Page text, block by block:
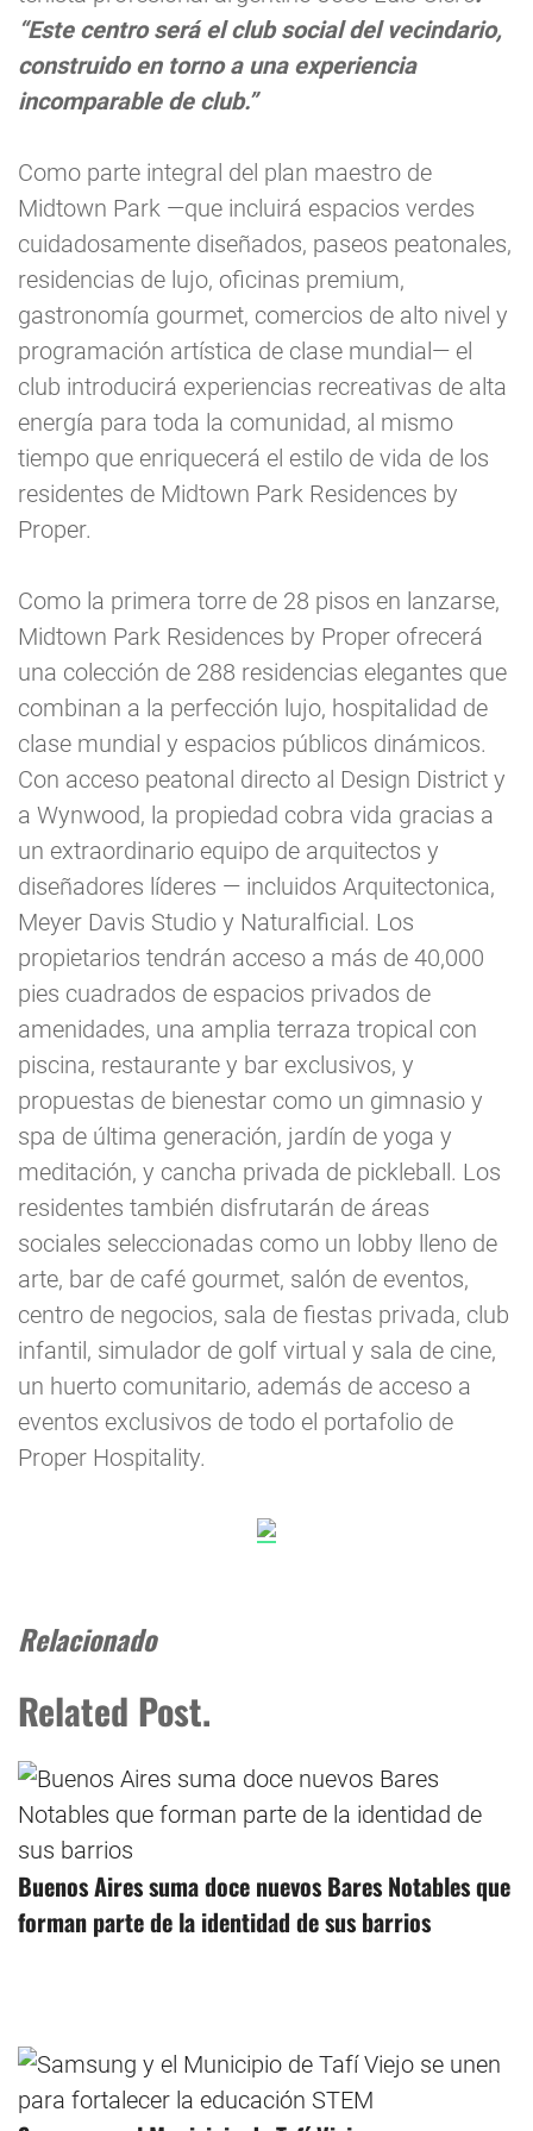
“Este centro será el club social del vecindario,
construido en torno a una experiencia
incomparable de club.”
Como parte integral del plan maestro de
Midtown Park —que incluirá espacios verdes
cuidadosamente diseñados, paseos peatonales,
residencias de lujo, oficinas premium,
gastronomía gourmet, comercios de alto nivel y
programación artística de clase mundial— el
club introducirá experiencias recreativas de alta
energía para toda la comunidad, al mismo
tiempo que enriquecerá el estilo de vida de los
residentes de Midtown Park Residences by
Proper.
Como la primera torre de 28 pisos en lanzarse,
Midtown Park Residences by Proper ofrecerá
una colección de 288 residencias elegantes que
combinan a la perfección lujo, hospitalidad de
clase mundial y espacios públicos dinámicos.
Con acceso peatonal directo al Design District y
a Wynwood, la propiedad cobra vida gracias a
un extraordinario equipo de arquitectos y
diseñadores líderes — incluidos Arquitectonica,
Meyer Davis Studio y Naturalficial. Los
propietarios tendrán acceso a más de 40,000
pies cuadrados de espacios privados de
amenidades, una amplia terraza tropical con
piscina, restaurante y bar exclusivos, y
propuestas de bienestar como un gimnasio y
spa de última generación, jardín de yoga y
meditación, y cancha privada de pickleball. Los
residentes también disfrutarán de áreas
sociales seleccionadas como un lobby lleno de
arte, bar de café gourmet, salón de eventos,
centro de negocios, sala de fiestas privada, club
infantil, simulador de golf virtual y sala de cine,
un huerto comunitario, además de acceso a
eventos exclusivos de todo el portafolio de
Proper Hospitality.
Relacionado
Related Post.
Buenos Aires suma doce nuevos Bares Notables que
forman parte de la identidad de sus barrios